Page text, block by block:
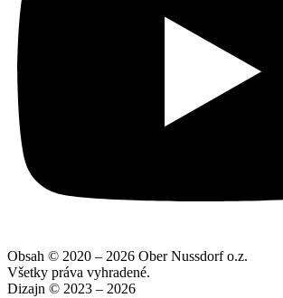
Obsah © 2020 – 2026 Ober Nussdorf o.z.
Všetky práva vyhradené.
Dizajn © 2023 – 2026